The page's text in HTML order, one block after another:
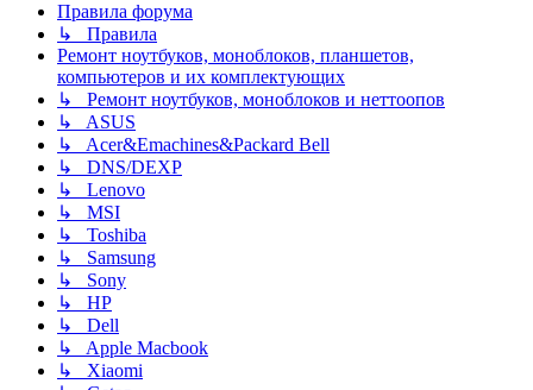
Правила форума
↳ Правила
Ремонт ноутбуков, моноблоков, планшетов,
компьютеров и их комплектующих
↳ Ремонт ноутбуков, моноблоков и неттоопов
↳ ASUS
↳ Acer&Emachines&Packard Bell
↳ DNS/DEXP
↳ Lenovo
↳ MSI
↳ Toshiba
↳ Samsung
↳ Sony
↳ HP
↳ Dell
↳ Apple Macbook
↳ Xiaomi